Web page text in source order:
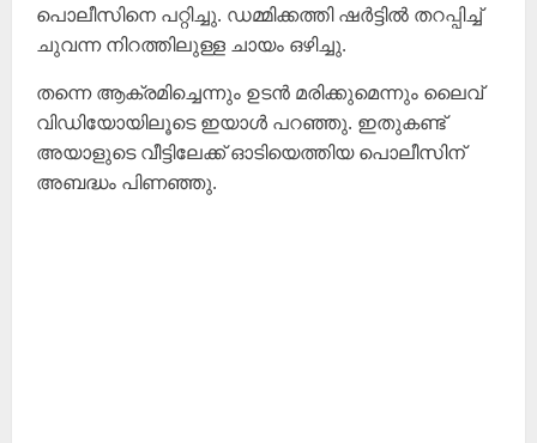
പൊലീസിനെ പറ്റിച്ചു. ഡമ്മിക്കത്തി ഷർട്ടിൽ തറപ്പിച്ച്
ചുവന്ന നിറത്തിലുള്ള ചായം ഒഴിച്ചു.
തന്നെ ആക്രമിച്ചെന്നും ഉടൻ മരിക്കുമെന്നും ലൈവ്
വിഡിയോയിലൂടെ ഇയാൾ പറഞ്ഞു. ഇതുകണ്ട്
അയാളുടെ വീട്ടിലേക്ക് ഓടിയെത്തിയ പൊലീസിന്
അബദ്ധം പിണഞ്ഞു.